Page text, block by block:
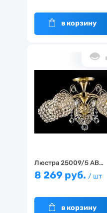
в корзину
Люстра 25009/5 AB…
8 269 руб. / шт
в корзину